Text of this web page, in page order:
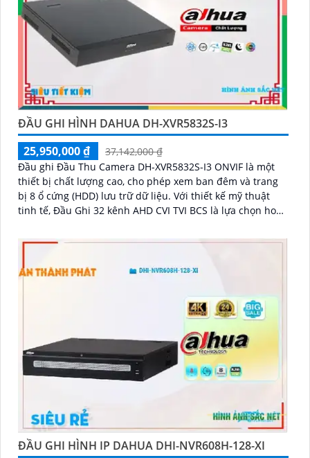
ĐẦU GHI HÌNH DAHUA DH-XVR5832S-I3
25,950,000 ₫
37,142,000 ₫
Đầu ghi Đầu Thu Camera DH-XVR5832S-I3 ONVIF là một
thiết bị chất lượng cao, cho phép xem ban đêm và trang
bị 8 ổ cứng (HDD) lưu trữ dữ liệu. Với thiết kế mỹ thuật
tinh tế, Đầu Ghi 32 kênh AHD CVI TVI BCS là lựa chọn hoàn
ĐẦU GHI HÌNH IP DAHUA DHI-NVR608H-128-XI